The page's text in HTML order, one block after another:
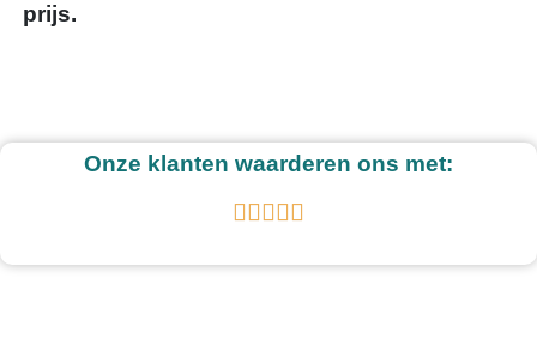
prijs.
Onze klanten waarderen ons met:
